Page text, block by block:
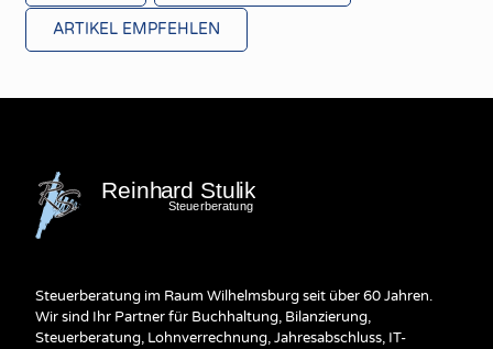
ARTIKEL EMPFEHLEN
Steuerberatung im Raum Wilhelmsburg seit über 60 Jahren.
Wir sind Ihr Partner für Buchhaltung, Bilanzierung,
Steuerberatung, Lohnverrechnung, Jahresabschluss, IT-